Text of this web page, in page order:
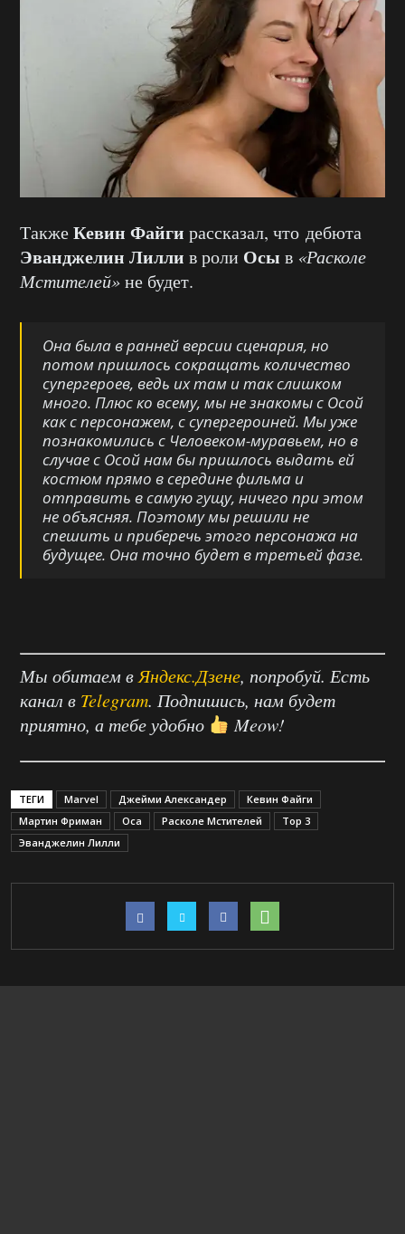
ТакжеКевин Файги рассказал, что дебюта
Эванджелин Лилли в роли Осы в «Расколе
Мстителей»не будет.
Она была в ранней версии сценария, но
потом пришлось сокращать количество
супергероев, ведь их там и так слишком
много. Плюс ко всему, мы не знакомы с Осой
как с персонажем, с супергероиней. Мы уже
познакомились с Человеком-муравьем, но в
случае с Осой нам бы пришлось выдать ей
костюм прямо в середине фильма и
отправить в самую гущу, ничего при этом
не объясняя. Поэтому мы решили не
спешить и приберечь этого персонажа на
будущее. Она точно будет в третьей фазе.
Мы обитаем вЯндекс.Дзене, попробуй. Есть
канал в Telegram. Подпишись, нам будет
приятно, а тебе удобно
Meow!
ТЕГИ Marvel Джейми Александер
Кевин Файги
Мартин Фриман
Оса Расколе Мстителей
Тор 3
Эванджелин Лилли